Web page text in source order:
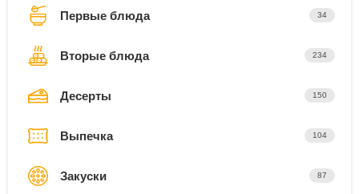
Первые блюда 34
Вторые блюда 234
Десерты 150
Выпечка 104
Закуски 87